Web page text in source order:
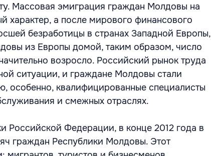
Массовая эмиграция граждан Молдовы на
характер, а после мирового финансового
безработицы в странах Западной Европы,
из Европы домой, таким образом, число
возросло. Российский рынок труда
ситуации, и граждане Молдовы стали
особенно, квалифицированные специалисты
и смежных отраслях.
Российской Федерации, в конце 2012 года в
граждан Республики Молдовы. Этот